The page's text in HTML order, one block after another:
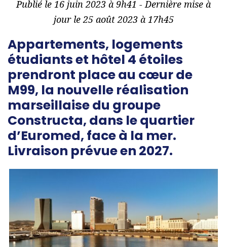
Publié le 16 juin 2023 à 9h41 - Dernière mise à
jour le 25 août 2023 à 17h45
Appartements, logements
étudiants et hôtel 4 étoiles
prendront place au cœur de
M99, la nouvelle réalisation
marseillaise du groupe
Constructa, dans le quartier
d’Euromed, face à la mer.
Livraison prévue en 2027.